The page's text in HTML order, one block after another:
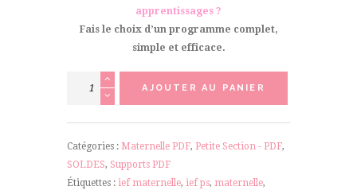
apprentissages ?
Fais le choix d’un programme complet,
simple et efficace.
section
PDF
AJOUTER AU PANIER
Catégories : Maternelle PDF, Petite Section - PDF,
SOLDES, Supports PDF
Étiquettes : ief maternelle, ief ps, maternelle,